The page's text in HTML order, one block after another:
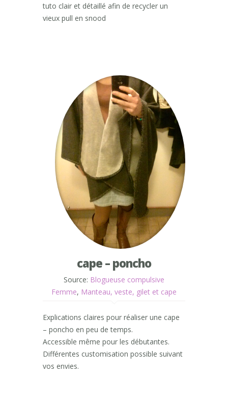
tuto clair et détaillé afin de recycler un
vieux pull en snood
cape – poncho
Source: Blogueuse compulsive
Femme, Manteau, veste, gilet et cape
Explications claires pour réaliser une cape
– poncho en peu de temps.
Accessible même pour les débutantes.
Différentes customisation possible suivant
vos envies.